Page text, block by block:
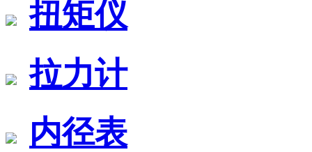
扭矩仪
拉力计
内径表